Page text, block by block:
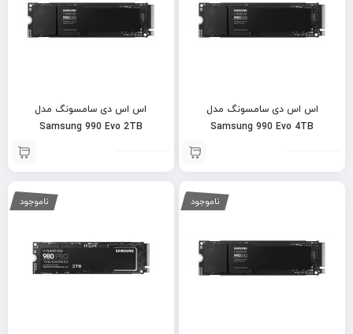
اس اس دی سامسونگ مدل
Samsung 990 Evo 4TB
اس اس دی سامسونگ مدل
Samsung 990 Evo 2TB
ناموجود ناموجود